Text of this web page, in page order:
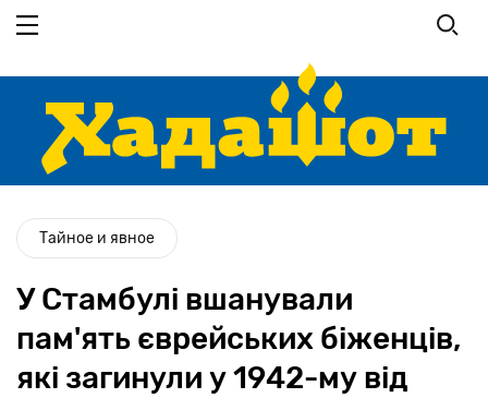
основного
Тайное и явное
У Стамбулі вшанували
пам'ять єврейських біженців,
які загинули у 1942-му від